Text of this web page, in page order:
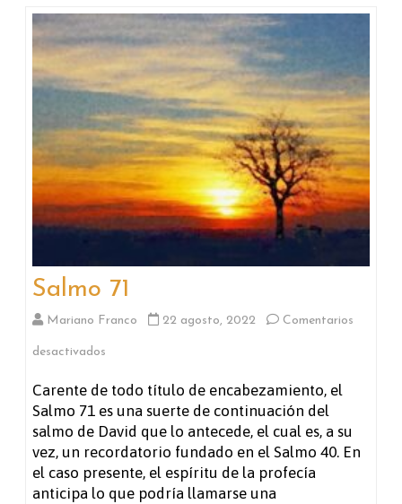
Salmo 71
Mariano Franco 22 agosto, 2022 Comentarios
desactivados
Salmo
71
Carente de todo título de encabezamiento, el
Salmo 71 es una suerte de continuación del
salmo de David que lo antecede, el cual es, a su
vez, un recordatorio fundado en el Salmo 40. En
el caso presente, el espíritu de la profecía
anticipa lo que podría llamarse una